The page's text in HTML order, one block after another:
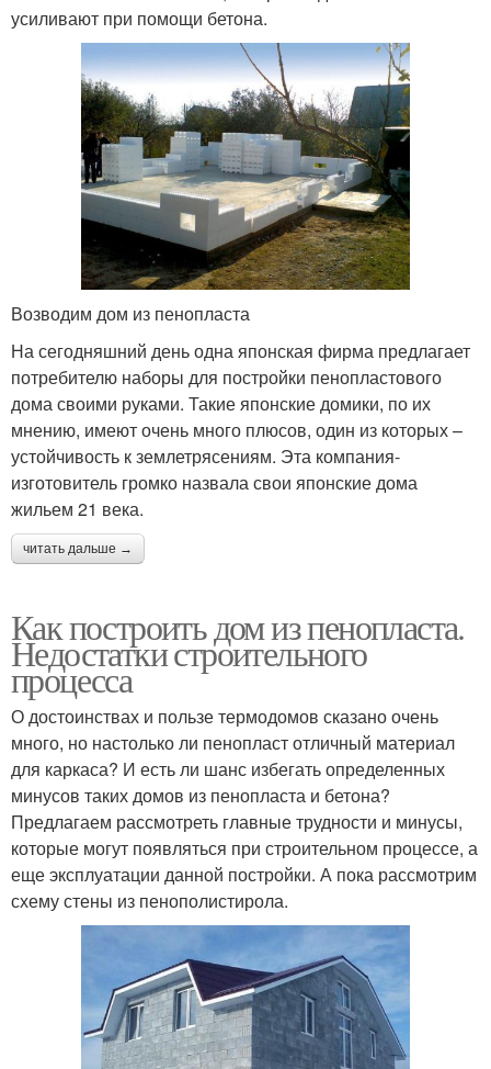
усиливают при помощи бетона.
Возводим дом из пенопласта
На сегодняшний день одна японская фирма предлагает
потребителю наборы для постройки пенопластового
дома своими руками. Такие японские домики, по их
мнению, имеют очень много плюсов, один из которых –
устойчивость к землетрясениям. Эта компания-
изготовитель громко назвала свои японские дома
жильем 21 века.
читать дальше →
Как построить дом из пенопласта.
Недостатки строительного
процесса
О достоинствах и пользе термодомов сказано очень
много, но настолько ли пенопласт отличный материал
для каркаса? И есть ли шанс избегать определенных
минусов таких домов из пенопласта и бетона?
Предлагаем рассмотреть главные трудности и минусы,
которые могут появляться при строительном процессе, а
еще эксплуатации данной постройки. А пока рассмотрим
схему стены из пенополистирола.